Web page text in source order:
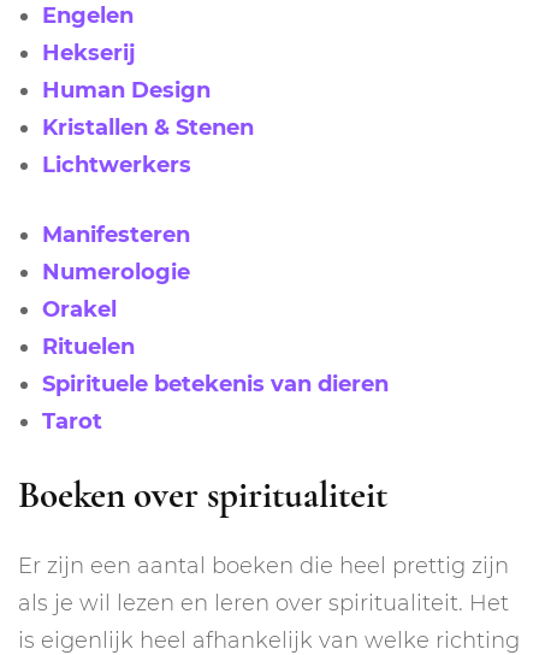
Engelen
Hekserij
Human Design
Kristallen & Stenen
Lichtwerkers
Manifesteren
Numerologie
Orakel
Rituelen
Spirituele betekenis van dieren
Tarot
Boeken over spiritualiteit
Er zijn een aantal boeken die heel prettig zijn
als je wil lezen en leren over spiritualiteit. Het
is eigenlijk heel afhankelijk van welke richting